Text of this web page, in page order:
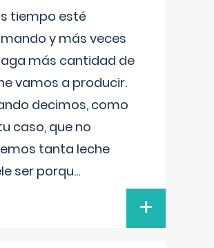
tiempo esté
y más veces
más cantidad de
vamos a producir.
decimos, como
caso, que no
tanta leche
ser porqu...
+